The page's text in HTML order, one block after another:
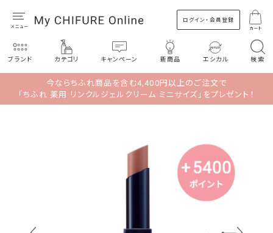
ログイン・会員登録
カート
ブランド カテゴリ キャンペーン 新商品 エシカル 検索
今ならちふれ商品を含む4,400円以上のご注文で
「ちふれ 薬用 リンクルジェルクリーム ミニサイズ」をプレゼント！